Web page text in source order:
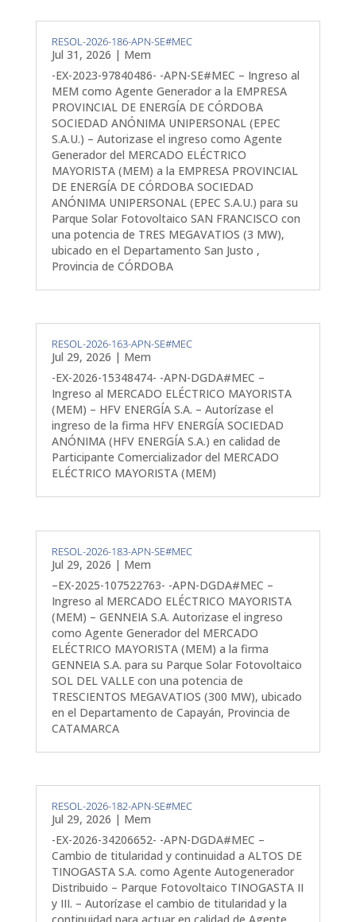
RESOL-2026-186-APN-SE#MEC
Jul 31, 2026 | Mem
-EX-2023-97840486- -APN-SE#MEC – Ingreso al
MEM como Agente Generador a la EMPRESA
PROVINCIAL DE ENERGÍA DE CÓRDOBA
SOCIEDAD ANÓNIMA UNIPERSONAL (EPEC
S.A.U.) – Autorizase el ingreso como Agente
Generador del MERCADO ELÉCTRICO
MAYORISTA (MEM) a la EMPRESA PROVINCIAL
DE ENERGÍA DE CÓRDOBA SOCIEDAD
ANÓNIMA UNIPERSONAL (EPEC S.A.U.) para su
Parque Solar Fotovoltaico SAN FRANCISCO con
una potencia de TRES MEGAVATIOS (3 MW),
ubicado en el Departamento San Justo ,
Provincia de CÓRDOBA
RESOL-2026-163-APN-SE#MEC
Jul 29, 2026 | Mem
-EX-2026-15348474- -APN-DGDA#MEC –
Ingreso al MERCADO ELÉCTRICO MAYORISTA
(MEM) – HFV ENERGÍA S.A. – Autorízase el
ingreso de la firma HFV ENERGÍA SOCIEDAD
ANÓNIMA (HFV ENERGÍA S.A.) en calidad de
Participante Comercializador del MERCADO
ELÉCTRICO MAYORISTA (MEM)
RESOL-2026-183-APN-SE#MEC
Jul 29, 2026 | Mem
–EX-2025-107522763- -APN-DGDA#MEC –
Ingreso al MERCADO ELÉCTRICO MAYORISTA
(MEM) – GENNEIA S.A. Autorizase el ingreso
como Agente Generador del MERCADO
ELÉCTRICO MAYORISTA (MEM) a la firma
GENNEIA S.A. para su Parque Solar Fotovoltaico
SOL DEL VALLE con una potencia de
TRESCIENTOS MEGAVATIOS (300 MW), ubicado
en el Departamento de Capayán, Provincia de
CATAMARCA
RESOL-2026-182-APN-SE#MEC
Jul 29, 2026 | Mem
-EX-2026-34206652- -APN-DGDA#MEC –
Cambio de titularidad y continuidad a ALTOS DE
TINOGASTA S.A. como Agente Autogenerador
Distribuido – Parque Fotovoltaico TINOGASTA II
y III. – Autorízase el cambio de titularidad y la